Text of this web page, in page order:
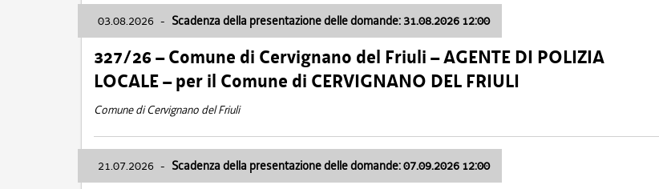
03.08.2026 - Scadenza della presentazione delle domande: 31.08.2026 12:00
327/26 – Comune di Cervignano del Friuli – AGENTE DI POLIZIA
LOCALE – per il Comune di CERVIGNANO DEL FRIULI
Comune di Cervignano del Friuli
21.07.2026 - Scadenza della presentazione delle domande: 07.09.2026 12:00